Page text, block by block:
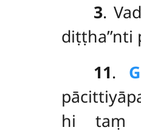
3.
11.
hi taṃ